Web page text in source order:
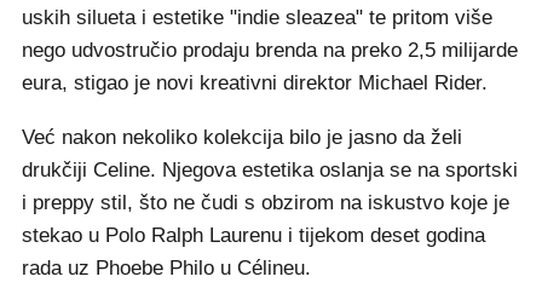
uskih silueta i estetike "indie sleazea" te pritom više
nego udvostručio prodaju brenda na preko 2,5 milijarde
eura, stigao je novi kreativni direktor Michael Rider.
Već nakon nekoliko kolekcija bilo je jasno da želi
drukčiji Celine. Njegova estetika oslanja se na sportski
i preppy stil, što ne čudi s obzirom na iskustvo koje je
stekao u Polo Ralph Laurenu i tijekom deset godina
rada uz Phoebe Philo u Célineu.